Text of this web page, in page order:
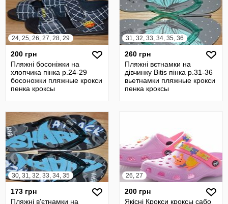
24, 25, 26, 27, 28, 29
200 грн
Пляжні босоніжки на
хлопчика пінка р.24-29
босоножки пляжные крокси
пенка кроксы
31, 32, 33, 34, 35, 36
260 грн
Пляжні вєтнамки на
дівчинку Bitis пінка р.31-36
вьетнамки пляжные крокси
пенка кроксы
30, 31, 32, 33, 34, 35
173 грн
Пляжні в'єтнамки на
26, 27
200 грн
Якісні Крокси кроксы сабо